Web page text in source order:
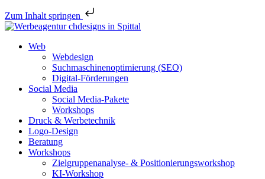
Zum Inhalt springen
Web
Webdesign
Suchmaschinenoptimierung (SEO)
Digital-Förderungen
Social Media
Social Media-Pakete
Workshops
Druck & Werbetechnik
Logo-Design
Beratung
Workshops
Zielgruppenanalyse- & Positionierungsworkshop
KI-Workshop